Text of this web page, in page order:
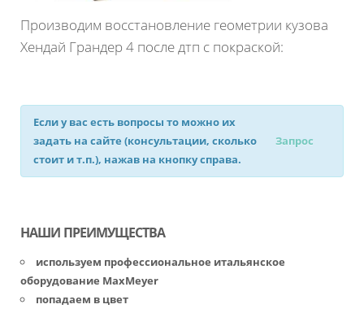
Производим восстановление геометрии кузова
Хендай Грандер 4 после дтп с покраской:
Если у вас есть вопросы то можно их
задать на сайте (консультации, сколько
стоит и т.п.), нажав на кнопку справа.
Запрос
НАШИ ПРЕИМУЩЕСТВА
используем профессиональное итальянское
оборудование MaxMeyer
попадаем в цвет